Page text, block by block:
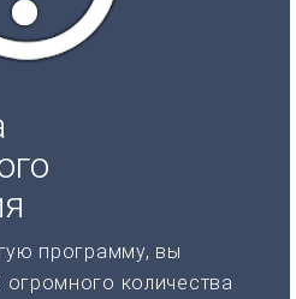
программу, вы
количества